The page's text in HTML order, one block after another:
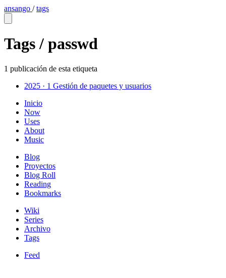
ansango /tags
Tags / passwd
1 publicación de esta etiqueta
2025 · 1 Gestión de paquetes y usuarios
Inicio
Now
Uses
About
Music
Blog
Proyectos
Blog Roll
Reading
Bookmarks
Wiki
Series
Archivo
Tags
Feed